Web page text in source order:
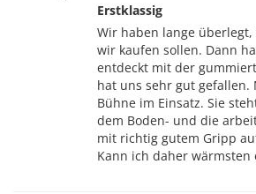
Erstklassig
Wir haben lange
wir kaufen sollen. Dann
entdeckt mit der
hat uns sehr gut
Bühne im Einsatz. Sie
dem Boden- und die
mit richtig gutem Gripp
Kann ich daher wärmsten